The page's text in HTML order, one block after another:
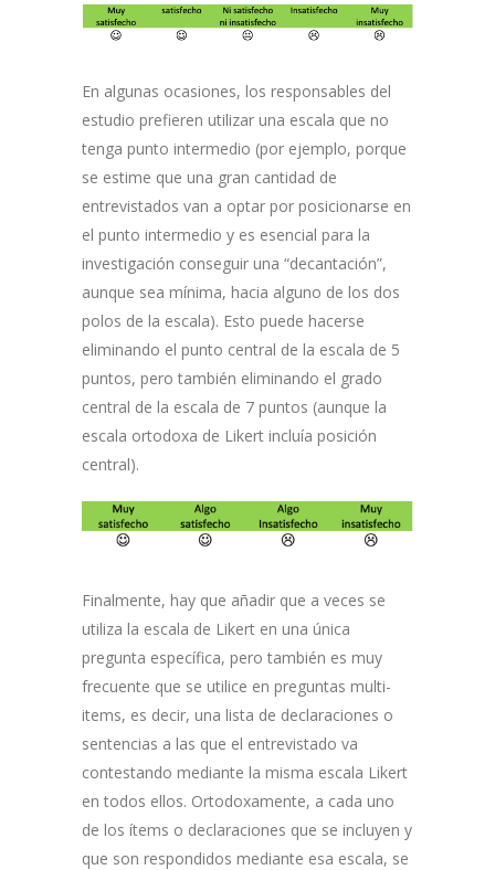
En algunas ocasiones, los responsables del
estudio prefieren utilizar una escala que no
tenga punto intermedio (por ejemplo, porque
se estime que una gran cantidad de
entrevistados van a optar por posicionarse en
el punto intermedio y es esencial para la
investigación conseguir una “decantación”,
aunque sea mínima, hacia alguno de los dos
polos de la escala). Esto puede hacerse
eliminando el punto central de la escala de 5
puntos, pero también eliminando el grado
central de la escala de 7 puntos (aunque la
escala ortodoxa de Likert incluía posición
central).
Finalmente, hay que añadir que a veces se
utiliza la escala de Likert en una única
pregunta específica, pero también es muy
frecuente que se utilice en preguntas multi-
items, es decir, una lista de declaraciones o
sentencias a las que el entrevistado va
contestando mediante la misma escala Likert
en todos ellos. Ortodoxamente, a cada uno
de los ítems o declaraciones que se incluyen y
que son respondidos mediante esa escala, se